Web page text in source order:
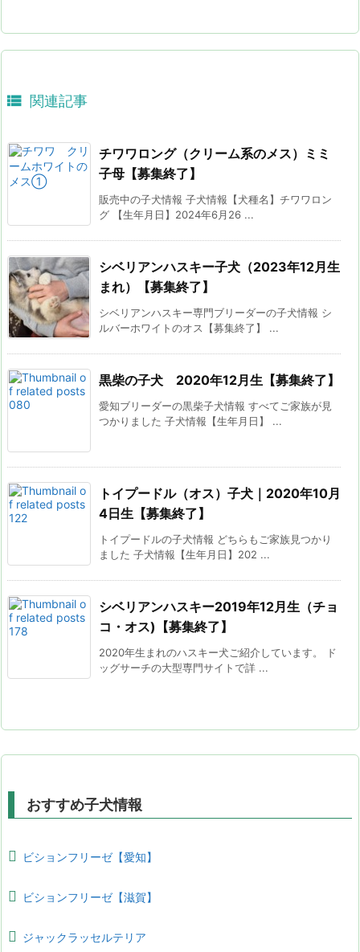
 関連記事
チワワロング（クリーム系のメス）ミミ
子母【募集終了】
販売中の子犬情報 子犬情報【犬種名】チワワロン
グ 【生年月日】2024年6月26 ...
シベリアンハスキー子犬（2023年12月生
まれ）【募集終了】
シベリアンハスキー専門ブリーダーの子犬情報 シ
ルバーホワイトのオス【募集終了】 ...
黒柴の子犬 2020年12月生【募集終了】
愛知ブリーダーの黒柴子犬情報 すべてご家族が見
つかりました 子犬情報【生年月日】 ...
トイプードル（オス）子犬｜2020年10月
4日生【募集終了】
トイプードルの子犬情報 どちらもご家族見つかり
ました 子犬情報【生年月日】202 ...
シベリアンハスキー2019年12月生（チョ
コ・オス)【募集終了】
2020年生まれのハスキー犬ご紹介しています。 ド
ッグサーチの大型専門サイトで詳 ...
おすすめ子犬情報
ビションフリーゼ【愛知】
ビションフリーゼ【滋賀】
ジャックラッセルテリア